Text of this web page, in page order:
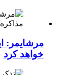
مرشایمر:
خواهد کرد